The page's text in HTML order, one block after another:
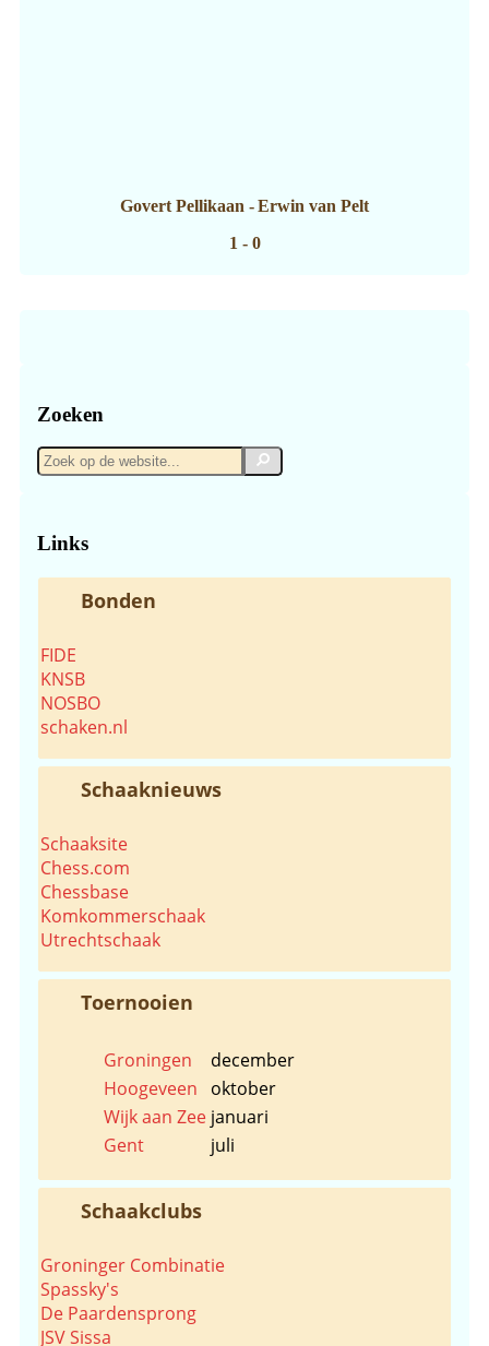
Govert Pellikaan - Erwin van Pelt
1 - 0
Zoeken
Zoek
op
Zoek
Links
Bonden
FIDE
KNSB
NOSBO
schaken.nl
Schaaknieuws
Schaaksite
Chess.com
Chessbase
Komkommerschaak
Utrechtschaak
Toernooien
Groningen
december
Hoogeveen
oktober
Wijk aan Zee januari
Gent
juli
Schaakclubs
Groninger Combinatie
Spassky's
De Paardensprong
JSV Sissa